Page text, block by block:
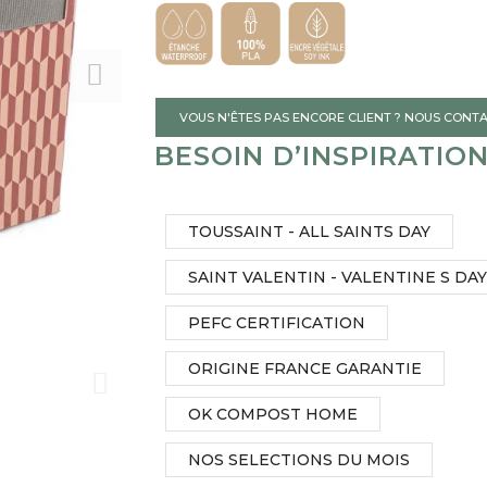
gallery
VOUS N'ÊTES PAS ENCORE CLIENT ? NOUS
BESOIN D’INSPIRATION
TOUSSAINT - ALL SAINTS DAY
SAINT VALENTIN - VALENTINE S DAY
PEFC CERTIFICATION
ORIGINE FRANCE GARANTIE
OK COMPOST HOME
NOS SELECTIONS DU MOIS